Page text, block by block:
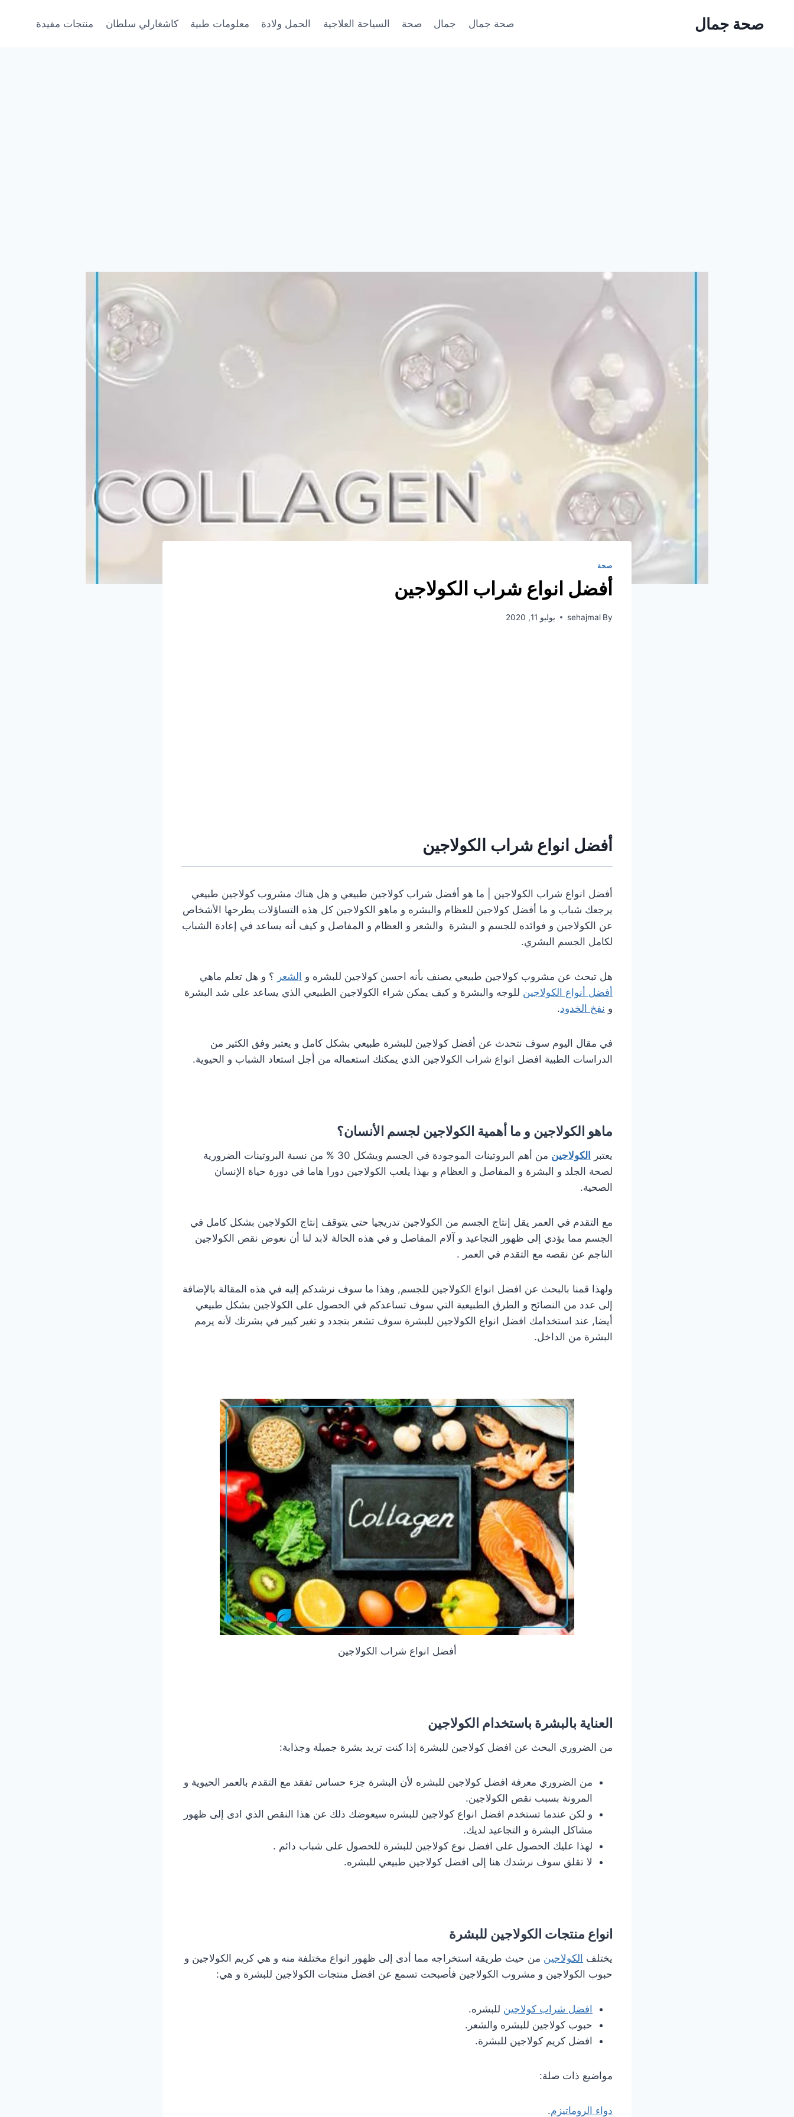
صحة جمال صحة جمال جمال صحة السياحة العلاجية الحمل ولادة معلومات طبية كاشغارلي سلطان منتجات مفيدة
صحة
أفضل انواع شراب الكولاجين
By
sehajmal يوليو 11, 2020
أفضل انواع شراب الكولاجين
أفضل انواع شراب الكولاجين | ما هو أفضل شراب كولاجين طبيعي و هل هناك مشروب كولاجين طبيعي
يرجعك شباب و ما أفضل كولاجين للعظام والبشره و ماهو الكولاجين كل هذه التساؤلات يطرحها الأشخاص
عن الكولاجين و فوائده للجسم و البشرة والشعر و العظام و المفاصل و كيف أنه يساعد في إعادة الشباب
لكامل الجسم البشري.
هل تبحث عن مشروب كولاجين طبيعي يصنف بأنه احسن كولاجين للبشره و الشعر ؟ و هل تعلم ماهي
أفضل أنواع الكولاجين للوجه والبشرة و كيف يمكن شراء الكولاجين الطبيعي الذي يساعد على شد البشرة
و نفخ الخدود.
في مقال اليوم سوف نتحدث عن أفضل كولاجين للبشرة طبيعي بشكل كامل و يعتبر وفق الكثير من
الدراسات الطبية افضل انواع شراب الكولاجين الذي يمكنك استعماله من أجل استعاد الشباب و الحيوية.
ماهو الكولاجين و ما أهمية الكولاجين لجسم الأنسان؟
يعتبر الكولاجين
من أهم البروتينات الموجودة في الجسم ويشكل 30 % من نسبة البروتينات الضرورية
لصحة الجلد و البشرة و المفاصل و العظام و بهذا يلعب الكولاجين دورا هاما في دورة حياة الإنسان
الصحية.
مع التقدم في العمر يقل إنتاج الجسم من الكولاجين تدريجيا حتى يتوقف إنتاج الكولاجين بشكل كامل في
الجسم مما يؤدي إلى ظهور التجاعيد و آلام المفاصل و في هذه الحالة لابد لنا أن نعوض نقص الكولاجين
الناجم عن نقصه مع التقدم في العمر .
ولهذا قمنا بالبحث عن افضل انواع الكولاجين للجسم, وهذا ما سوف نرشدكم إليه في هذه المقالة بالإضافة
إلى عدد من النصائح و الطرق الطبيعية التي سوف تساعدكم في الحصول على الكولاجين بشكل طبيعي
أيضا, عند استخدامك افضل انواع الكولاجين للبشرة سوف تشعر بتجدد و تغير كبير في بشرتك لأنه يرمم
البشرة من الداخل.
أفضل انواع شراب الكولاجين
العناية بالبشرة باستخدام الكولاجين
من الضروري البحث عن افضل كولاجين للبشرة إذا كنت تريد بشرة جميلة وجذابة:
من الضروري معرفة افضل كولاجين للبشره لأن البشرة جزء حساس تفقد مع التقدم بالعمر الحيوية و
المرونة بسبب نقص الكولاجين.
و لكن عندما تستخدم افضل انواع كولاجين للبشره سيعوضك ذلك عن هذا النقص الذي ادى إلى ظهور
مشاكل البشرة و التجاعيد لديك.
لهذا عليك الحصول على افضل نوع كولاجين للبشرة للحصول على شباب دائم .
لا تقلق سوف نرشدك هنا إلى افضل كولاجين طبيعي للبشره.
انواع منتجات الكولاجين للبشرة
يختلف الكولاجين من حيث طريقة استخراجه مما أدى إلى ظهور انواع مختلفة منه و هي كريم الكولاجين و
حبوب الكولاجين و مشروب الكولاجين فأصبحت تسمع عن افضل منتجات الكولاجين للبشرة و هي:
افضل شراب كولاجين للبشره.
حبوب كولاجين للبشره والشعر.
افضل كريم كولاجين للبشرة.
مواضيع ذات صلة:
دواء الروماتيزم.